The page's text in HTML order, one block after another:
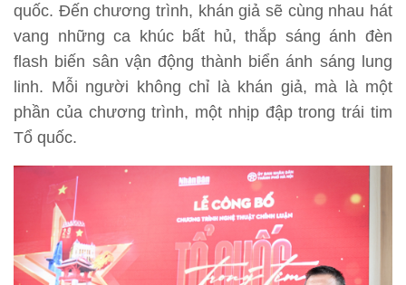
quốc. Đến chương trình, khán giả sẽ cùng nhau hát
vang những ca khúc bất hủ, thắp sáng ánh đèn
flash biến sân vận động thành biển ánh sáng lung
linh. Mỗi người không chỉ là khán giả, mà là một
phần của chương trình, một nhịp đập trong trái tim
Tổ quốc.